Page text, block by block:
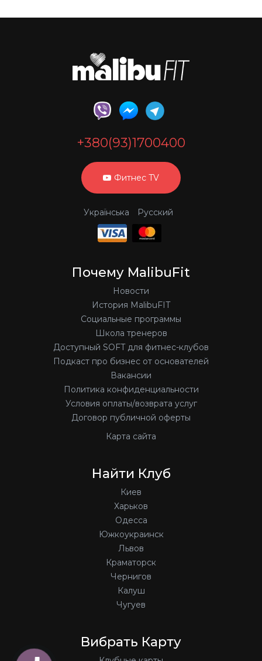
+380(93)1700400
Фитнес TV
Українська Русский
Почему MalibuFit
Новости
История MalibuFIT
Социальные программы
Школа тренеров
Доступный SOFT для фитнес-клубов
Подкаст про бизнес от основателей
Вакансии
Политика конфиденциальности
Условия оплаты/возврата услуг
Договор публичной оферты
Карта сайта
Найти Клуб
Киев
Харьков
Одесса
Южкоукраинск
Львов
Краматорск
Чернигов
Калуш
Чугуев
Вибрать Карту